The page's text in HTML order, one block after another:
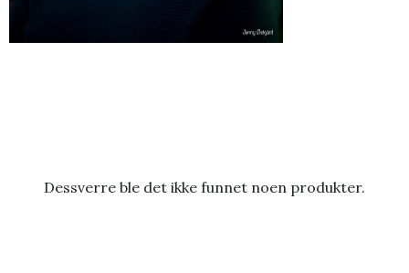
Dessverre ble det ikke funnet noen produkter.